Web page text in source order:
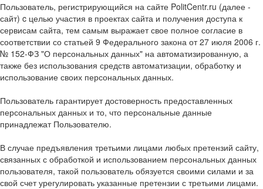
Пользователь, регистрирующийся на сайте PolitCentr.ru (далее -
сайт) c целью участия в проектах сайта и получения доступа к
сервисам сайта, тем самым выражает свое полное согласие в
соответствии со статьей 9 Федерального закона от 27 июля 2006 г.
№ 152-ФЗ "О персональных данных" на автоматизированную, а
также без использования средств автоматизации, обработку и
использование своих персональных данных.
Пользователь гарантирует достоверность предоставленных
персональных данных и то, что персональные данные
принадлежат Пользователю.
В случае предъявления третьими лицами любых претензий сайту,
связанных с обработкой и использованием персональных данных
пользователя, такой пользователь обязуется своими силами и за
свой счет урегулировать указанные претензии с третьими лицами.